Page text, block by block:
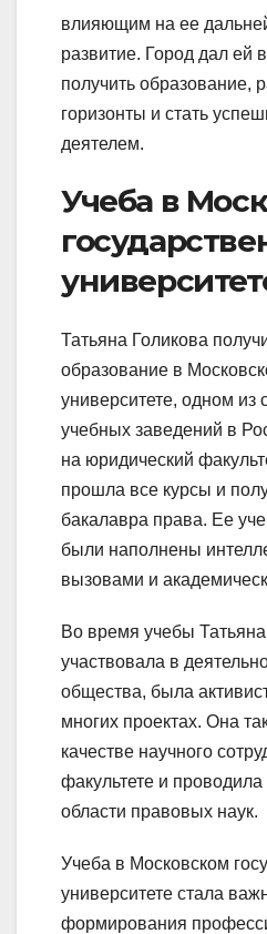
влияющим на ее
развитие. Город дал ей
получить образование,
горизонты и стать
деятелем.
Учеба в
Татьяна Голикова
образование в
университете, одном
учебных заведений в
на юридический
прошла все курсы и
бакалавра права. Ее
были наполнены
вызовами и
Во время учебы
участвовала в
общества, была
многих проектах. Она
качестве научного
факультете и
области правовых наук.
Учеба в Московском
университете стала
формирования